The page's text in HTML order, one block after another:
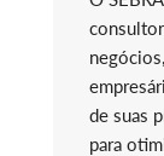
de suas
para